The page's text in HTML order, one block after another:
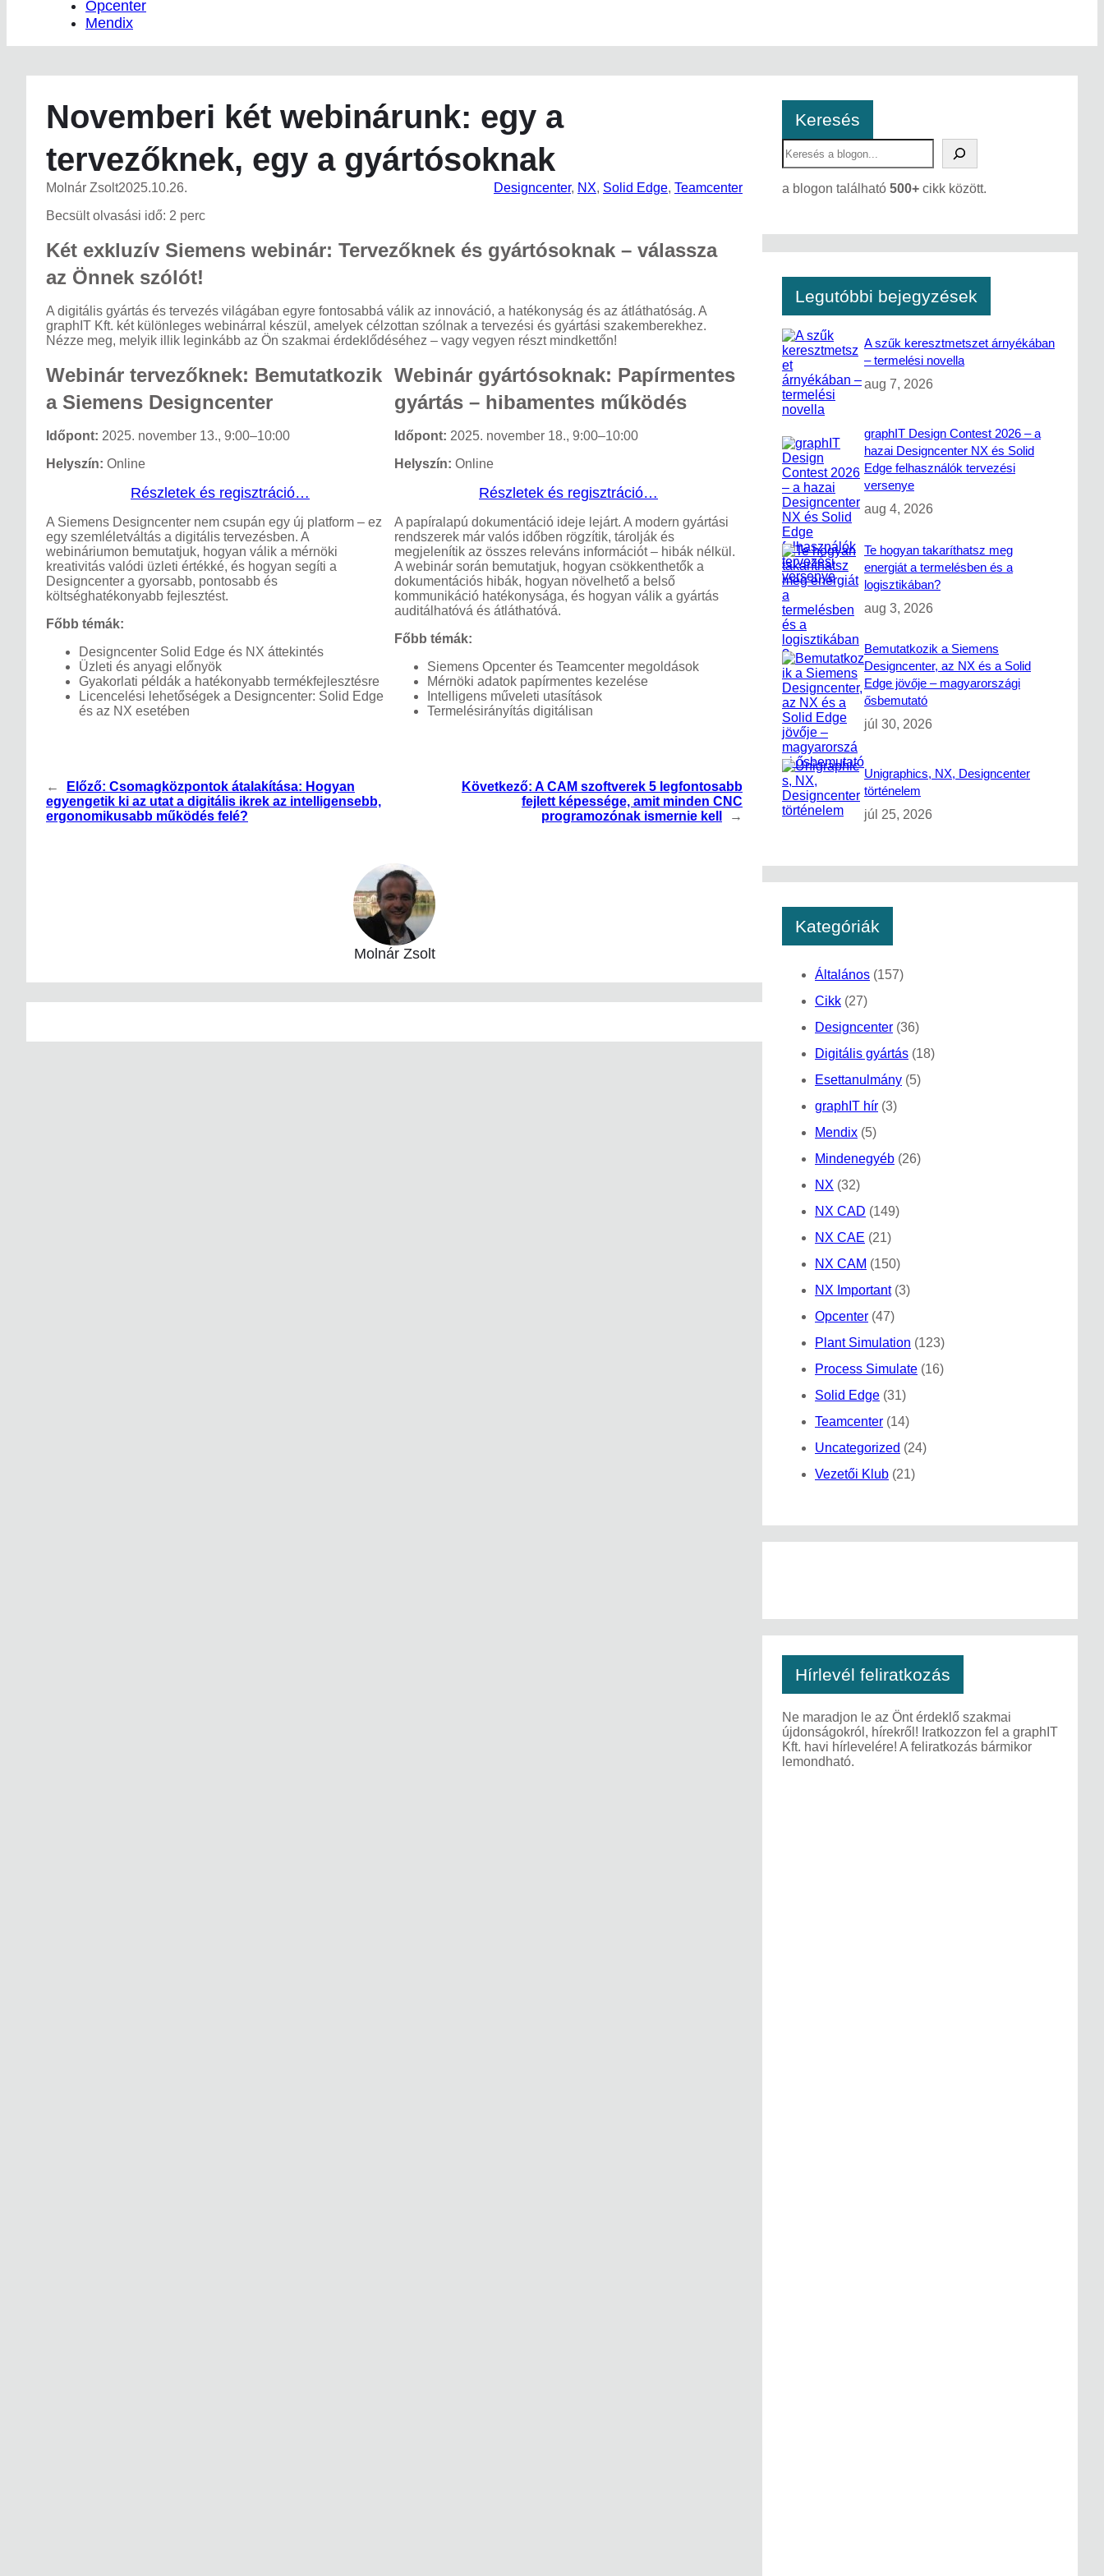
Opcenter
Mendix
Novemberi két webinárunk: egy a
tervezőknek, egy a gyártósoknak
Molnár Zsolt2025.10.26. Designcenter, NX, Solid Edge, Teamcenter
Becsült olvasási idő: 2 perc
Két exkluzív Siemens webinár: Tervezőknek és gyártósoknak – válassza
az Önnek szólót!
A digitális gyártás és tervezés világában egyre fontosabbá válik az innováció, a hatékonyság és az átláthatóság. A
graphIT Kft. két különleges webinárral készül, amelyek célzottan szólnak a tervezési és gyártási szakemberekhez.
Nézze meg, melyik illik leginkább az Ön szakmai érdeklődéséhez – vagy vegyen részt mindkettőn!
Webinár tervezőknek: Bemutatkozik
a Siemens Designcenter
Időpont: 2025. november 13., 9:00–10:00
Helyszín: Online
Részletek és regisztráció…
A Siemens Designcenter nem csupán egy új platform – ez
egy szemléletváltás a digitális tervezésben. A
webináriumon bemutatjuk, hogyan válik a mérnöki
kreativitás valódi üzleti értékké, és hogyan segíti a
Designcenter a gyorsabb, pontosabb és
költséghatékonyabb fejlesztést.
Főbb témák:
Designcenter Solid Edge és NX áttekintés
Üzleti és anyagi előnyök
Gyakorlati példák a hatékonyabb termékfejlesztésre
Licencelési lehetőségek a Designcenter: Solid Edge
és az NX esetében
Webinár gyártósoknak: Papírmentes
gyártás – hibamentes működés
Időpont: 2025. november 18., 9:00–10:00
Helyszín: Online
Részletek és regisztráció…
A papíralapú dokumentáció ideje lejárt. A modern gyártási
rendszerek már valós időben rögzítik, tárolják és
megjelenítik az összes releváns információt – hibák nélkül.
A webinár során bemutatjuk, hogyan csökkenthetők a
dokumentációs hibák, hogyan növelhető a belső
kommunikáció hatékonysága, és hogyan válik a gyártás
auditálhatóvá és átláthatóvá.
Főbb témák:
Siemens Opcenter és Teamcenter megoldások
Mérnöki adatok papírmentes kezelése
Intelligens műveleti utasítások
Termelésirányítás digitálisan
← Előző: Csomagközpontok átalakítása: Hogyan
egyengetik ki az utat a digitális ikrek az intelligensebb,
ergonomikusabb működés felé?
Következő: A CAM szoftverek 5 legfontosabb
fejlett képessége, amit minden CNC
programozónak ismernie kell
→
Molnár Zsolt
Keresés
e
r
a blogon található 500+ cikk között.
Legutóbbi bejegyzések
A szűk keresztmetszet árnyékában
– termelési novella
aug 7, 2026
graphIT Design Contest 2026 – a
hazai Designcenter NX és Solid
Edge felhasználók tervezési
versenye
aug 4, 2026
Te hogyan takaríthatsz meg
energiát a termelésben és a
logisztikában?
aug 3, 2026
Bemutatkozik a Siemens
Designcenter, az NX és a Solid
Edge jövője – magyarországi
ősbemutató
júl 30, 2026
Unigraphics, NX, Designcenter
történelem
júl 25, 2026
Kategóriák
Általános (157)
Cikk (27)
Designcenter (36)
Digitális gyártás (18)
Esettanulmány (5)
graphIT hír (3)
Mendix (5)
Mindenegyéb (26)
NX (32)
NX CAD (149)
NX CAE (21)
NX CAM (150)
NX Important(3)
Opcenter (47)
Plant Simulation (123)
Process Simulate (16)
Solid Edge (31)
Teamcenter (14)
Uncategorized (24)
Vezetői Klub (21)
Hírlevél feliratkozás
Ne maradjon le az Önt érdeklő szakmai
újdonságokról, hírekről! Iratkozzon fel a graphIT
Kft. havi hírlevelére! A feliratkozás bármikor
lemondható.